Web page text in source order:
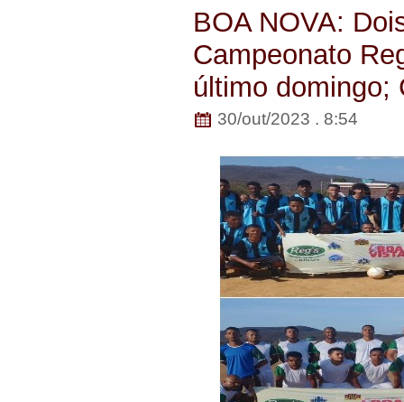
BOA NOVA:
Campeonato
último domingo;
30/out/2023 . 8:54